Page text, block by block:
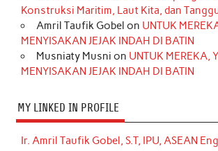
Konstruksi Maritim, Laut Kita, dan
Amril Taufik Gobel on UNTUK
MENYISAKAN JEJAK INDAH DI BATIN
Musniaty Musni on UNTUK MEREKA,
MENYISAKAN JEJAK INDAH DI BATIN
MY LINKED IN PROFILE
Ir. Amril Taufik Gobel, S.T, IPU, ASEAN